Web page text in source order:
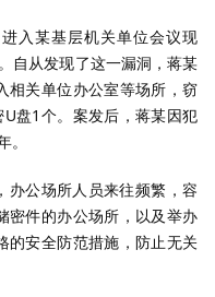
入某基层机关单位会议现
自从发现了这一漏洞，蒋某
相关单位办公室等场所，窃
盘1个。案发后，蒋某因犯
办公场所人员来往频繁，容
密件的办公场所，以及举办
的安全防范措施，防止无关